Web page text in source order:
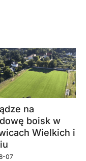
na
boisk w
Wielkich i
07